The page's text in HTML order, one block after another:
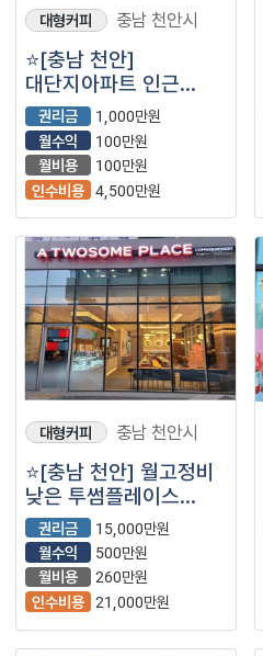
대형커피 충남 천안시
⭐️[충남 천안]
대단지아파트 인근
풀오토 컴포즈커피/
15평/ 월고정비낮은/
운영 8개월차 신규매장
⭐️
권리금
1,000만원
월수익
100만원
월비용
100만원
인수비용 4,500만원
대형커피 충남 천안시
⭐️[충남 천안] 월고정비
낮은 투썸플레이스
양도양수/ 풀오토
월수익 500+@/생활,
주거상권⭐️
권리금
15,000만원
월수익
500만원
월비용
260만원
인수비용 21,000만원